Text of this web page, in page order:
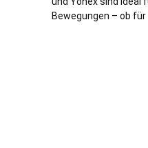
Bewegungen – ob